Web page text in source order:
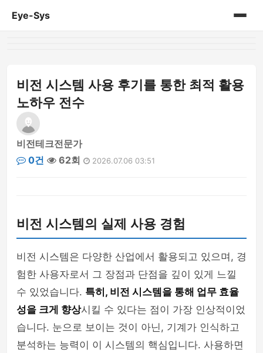
Eye-Sys
비전 시스템 사용 후기를 통한 최적 활용
노하우 전수
비전테크전문가
0건
62회 2026.07.06 03:51
비전 시스템의 실제 사용 경험
비전 시스템은 다양한 산업에서 활용되고 있으며, 경
험한 사용자로서 그 장점과 단점을 깊이 있게 느낄
수 있었습니다. 특히, 비전 시스템을 통해 업무 효율
성을 크게 향상시킬 수 있다는 점이 가장 인상적이었
습니다. 눈으로 보이는 것이 아닌, 기계가 인식하고
분석하는 능력이 이 시스템의 핵심입니다. 사용하면